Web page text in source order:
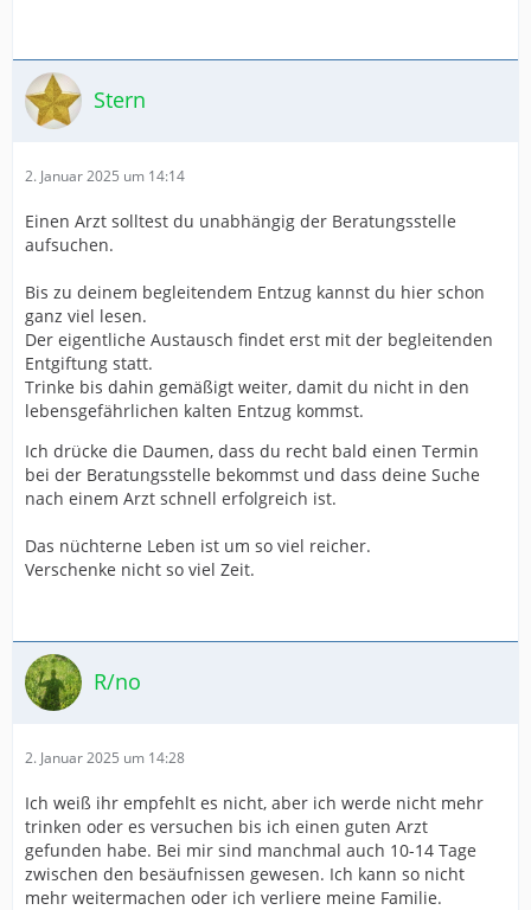
Stern
2. Januar 2025 um 14:14
Einen Arzt solltest du unabhängig der Beratungsstelle
aufsuchen.
Bis zu deinem begleitendem Entzug kannst du hier schon
ganz viel lesen.
Der eigentliche Austausch findet erst mit der begleitenden
Entgiftung statt.
Trinke bis dahin gemäßigt weiter, damit du nicht in den
lebensgefährlichen kalten Entzug kommst.
Ich drücke die Daumen, dass du recht bald einen Termin
bei der Beratungsstelle bekommst und dass deine Suche
nach einem Arzt schnell erfolgreich ist.
Das nüchterne Leben ist um so viel reicher.
Verschenke nicht so viel Zeit.
R/no
2. Januar 2025 um 14:28
Ich weiß ihr empfehlt es nicht, aber ich werde nicht mehr
trinken oder es versuchen bis ich einen guten Arzt
gefunden habe. Bei mir sind manchmal auch 10-14 Tage
zwischen den besäufnissen gewesen. Ich kann so nicht
mehr weitermachen oder ich verliere meine Familie.